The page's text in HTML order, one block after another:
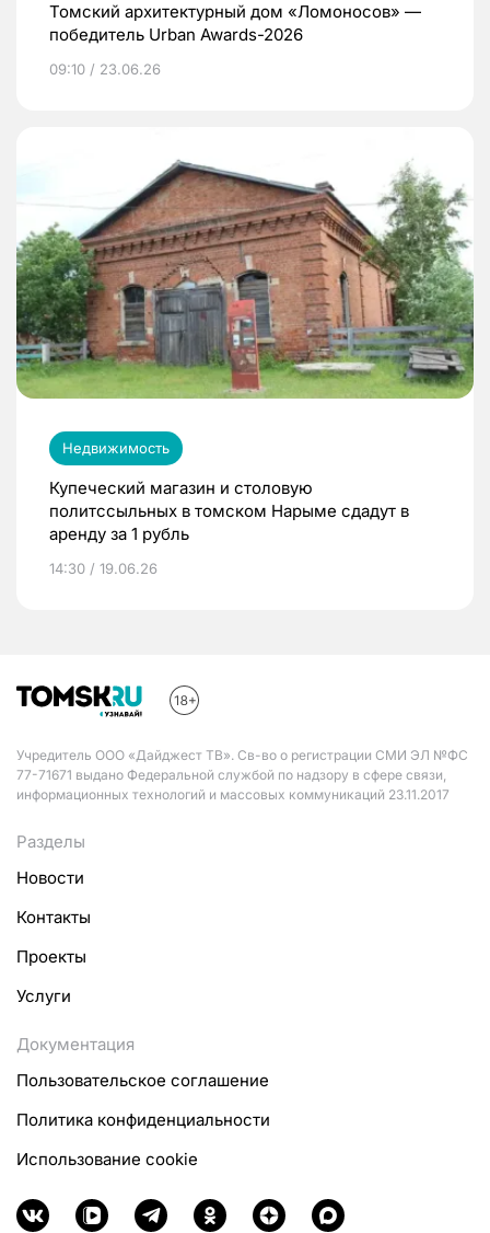
Томский архитектурный дом «Ломоносов» —
победитель Urban Awards-2026
09:10 / 23.06.26
Недвижимость
Купеческий магазин и столовую
политссыльных в томском Нарыме сдадут в
аренду за 1 рубль
14:30 / 19.06.26
Учредитель ООО «Дайджест ТВ». Св-во о регистрации СМИ ЭЛ №ФС
77-71671 выдано Федеральной службой по надзору в сфере связи,
информационных технологий и массовых коммуникаций 23.11.2017
Разделы
Новости
Контакты
Проекты
Услуги
Документация
Пользовательское соглашение
Политика конфиденциальности
Использование cookie